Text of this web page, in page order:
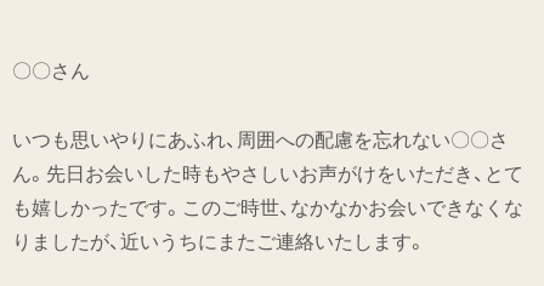
〇〇さん
いつも思いやりにあふれ、周囲への配慮を忘れない〇〇さ
ん。先日お会いした時もやさしいお声がけをいただき、とて
も嬉しかったです。このご時世、なかなかお会いできなくな
りましたが、近いうちにまたご連絡いたします。
仕事の文例
特集
ミドリオフィシャルサイト